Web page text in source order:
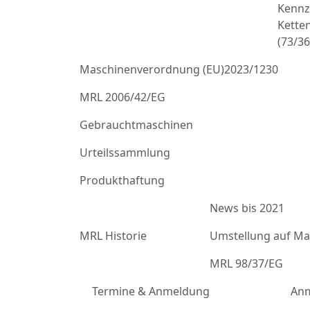
(73/
Maschinenverordnung (EU)2023/1230
MRL 2006/42/EG
Gebrauchtmaschinen
Urteilssammlung
Produkthaftung
MRL Historie
News bis 2021
Umstellung auf
MRL 98/37/EG
Termine & Anmeldung